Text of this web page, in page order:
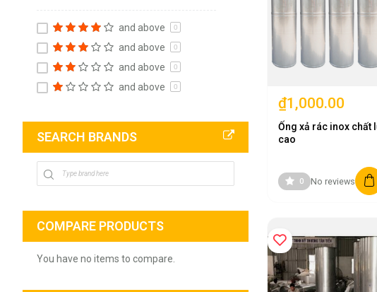
₫1,000.00
Ống xả rác inox chất
cao
0 No reviews
and above 0
and above 0
and above 0
and above 0
SEARCH BRANDS
COMPARE PRODUCTS
You have no items to compare.